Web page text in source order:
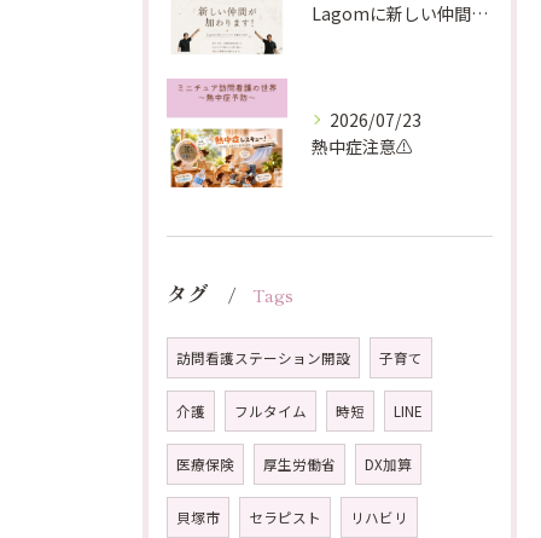
Lagomに新しい仲間が加わります！
2026/07/23
熱中症注意⚠️
タグ Tags
訪問看護ステーション開設 子育て
介護 フルタイム 時短 LINE
医療保険 厚生労働省 DX加算
貝塚市 セラピスト リハビリ